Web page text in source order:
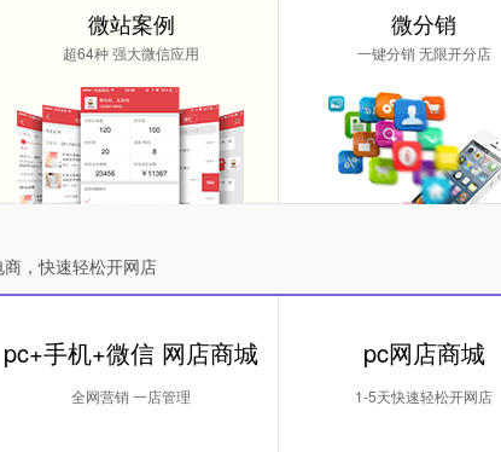
微站案例
超64种 强大微信应用
微分销
一键分销 无限开分店
，快速轻松开网店
pc+手机+微信 网店商城
全网营销 一店管理
pc网店商城
1-5天快速轻松开网店